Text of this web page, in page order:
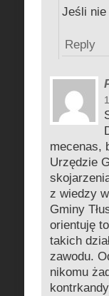
Jeśli nie
Reply
mecenas,
Urzędzie
z wiedzy
Gminy
orientuję
takich
zawodu.
nikomu